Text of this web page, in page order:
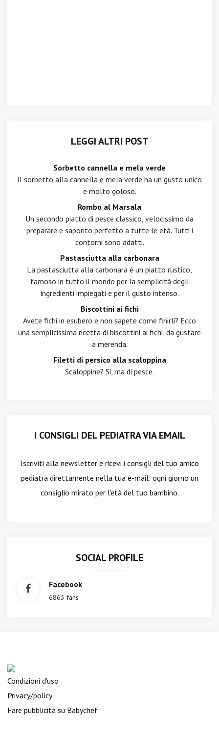
LEGGI ALTRI POST
Sorbetto cannella e mela verde
Il sorbetto alla cannella e mela verde ha un gusto unico
e molto goloso.
Rombo al Marsala
Un secondo piatto di pesce classico, velocissimo da
preparare e saporito perfetto a tutte le età. Tutti i
contorni sono adatti.
Pastasciutta alla carbonara
La pastasciutta alla carbonara è un piatto rustico,
famoso in tutto il mondo per la semplicità degli
ingredienti impiegati e per il gusto intenso.
Biscottini ai fichi
Avete fichi in esubero e non sapete come finirli? Ecco
una semplicissima ricetta di biscottini ai fichi, da gustare
a merenda.
Filetti di persico alla scaloppina
Scaloppine? Si, ma di pesce.
I CONSIGLI DEL PEDIATRA VIA EMAIL
Iscriviti alla newslettere ricevi i consigli del tuo amico
pediatra direttamente nella tua e-mail: ogni giorno un
consiglio mirato per l'età del tuo bambino.
SOCIAL PROFILE
Facebook
6863 fans
Condizioni d'uso
Privacy/policy
Fare pubblicità su Babychef